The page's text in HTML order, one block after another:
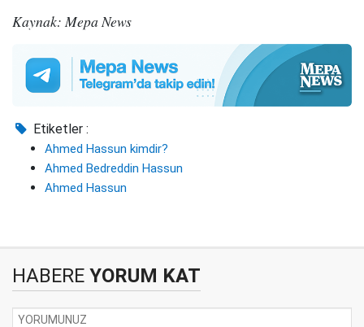
Kaynak: Mepa News
Etiketler :
Ahmed Hassun kimdir?
Ahmed Bedreddin Hassun
Ahmed Hassun
HABERE YORUM KAT